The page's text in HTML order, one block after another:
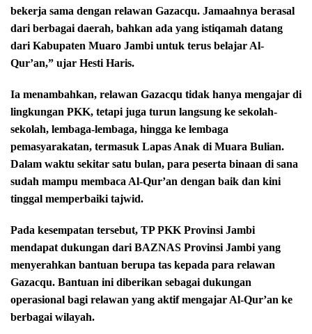
bekerja sama dengan relawan Gazacqu. Jamaahnya berasal
dari berbagai daerah, bahkan ada yang istiqamah datang
dari Kabupaten Muaro Jambi untuk terus belajar Al-
Qur’an,” ujar Hesti Haris.
Ia menambahkan, relawan Gazacqu tidak hanya mengajar di
lingkungan PKK, tetapi juga turun langsung ke sekolah-
sekolah, lembaga-lembaga, hingga ke lembaga
pemasyarakatan, termasuk Lapas Anak di Muara Bulian.
Dalam waktu sekitar satu bulan, para peserta binaan di sana
sudah mampu membaca Al-Qur’an dengan baik dan kini
tinggal memperbaiki tajwid.
Pada kesempatan tersebut, TP PKK Provinsi Jambi
mendapat dukungan dari BAZNAS Provinsi Jambi yang
menyerahkan bantuan berupa tas kepada para relawan
Gazacqu. Bantuan ini diberikan sebagai dukungan
operasional bagi relawan yang aktif mengajar Al-Qur’an ke
berbagai wilayah.